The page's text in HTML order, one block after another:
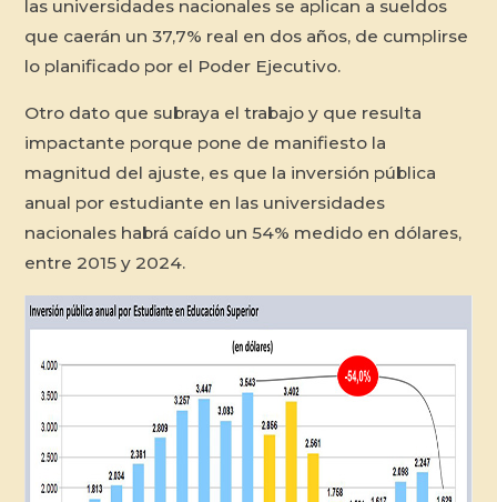
las universidades nacionales se aplican a sueldos
que caerán un 37,7% real en dos años, de cumplirse
lo planificado por el Poder Ejecutivo.
Otro dato que subraya el trabajo y que resulta
impactante porque pone de manifiesto la
magnitud del ajuste, es que la inversión pública
anual por estudiante en las universidades
nacionales habrá caído un 54% medido en dólares,
entre 2015 y 2024.